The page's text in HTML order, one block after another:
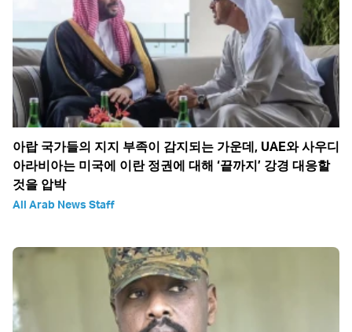
아랍 국가들의 지지 부족이 감지되는 가운데, UAE와 사우디
아라비아는 미국에 이란 정권에 대해 ‘끝까지’ 강경 대응할
것을 압박
All Arab News Staff